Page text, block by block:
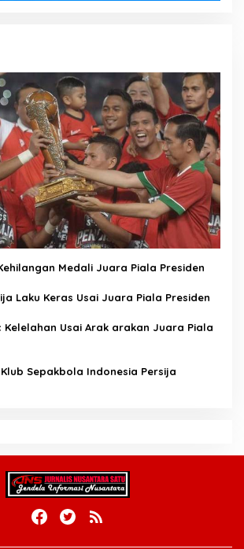
Medali Juara Piala Presiden
Laku Keras Usai Juara Piala Presiden
Kelelahan Usai Arak arakan Juara Piala
Sepakbola Indonesia Persija